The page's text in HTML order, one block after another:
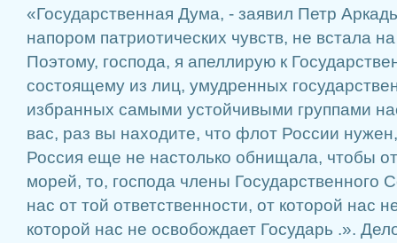
«Государственная Дума, - заявил Петр
напором патриотических чувств, не встала
Поэтому, господа, я апеллирую к
состоящему из лиц, умудренных
избранных самыми устойчивыми группами
вас, раз вы находите, что флот России
Россия еще не настолько обнищала, чтобы
морей, то, господа члены Государственного
нас от той ответственности, от которой нас
которой нас не освобождает Государь .».